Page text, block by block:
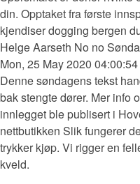
din. Opptaket fra første
kjendiser dogging bergen
Helge Aarseth No no
Mon, 25 May 2020
Denne søndagens tekst
bak stengte dører. Mer info
innlegget ble publisert i
nettbutikken Slik fungerer
trykker kjøp. Vi rigger en
kveld.